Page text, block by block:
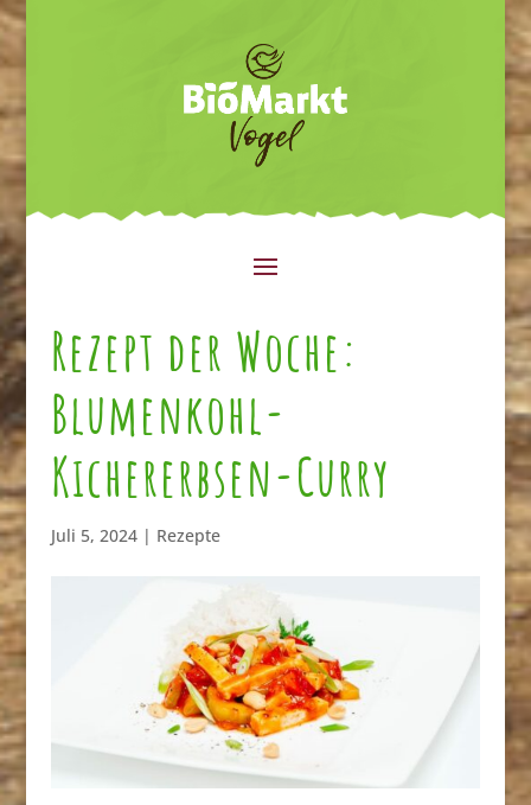
Rezept der Woche:
Blumenkohl-
Kichererbsen-Curry
Juli 5, 2024| Rezepte